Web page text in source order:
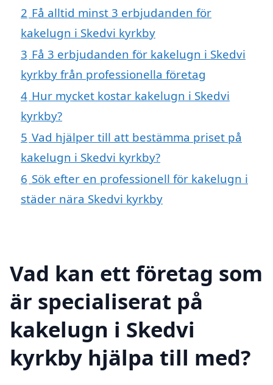
2 Få alltid minst 3 erbjudanden för
kakelugn i Skedvi kyrkby
3 Få 3 erbjudanden för kakelugn i Skedvi
kyrkby från professionella företag
4 Hur mycket kostar kakelugn i Skedvi
kyrkby?
5 Vad hjälper till att bestämma priset på
kakelugn i Skedvi kyrkby?
6 Sök efter en professionell för kakelugn i
städer nära Skedvi kyrkby
Vad kan ett företag som
är specialiserat på
kakelugn i Skedvi
kyrkby hjälpa till med?